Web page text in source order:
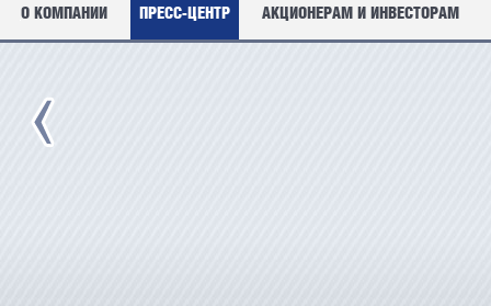
О КОМПАНИИ ПРЕСС-ЦЕНТР АКЦИОНЕРАМ И ИНВЕСТОРАМ